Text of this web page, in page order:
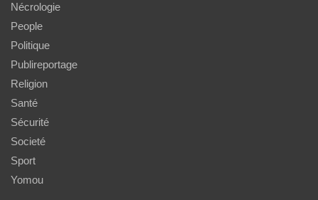
Nécrologie
People
Politique
Publireportage
Religion
Santé
Sécurité
Societé
Sport
Yomou